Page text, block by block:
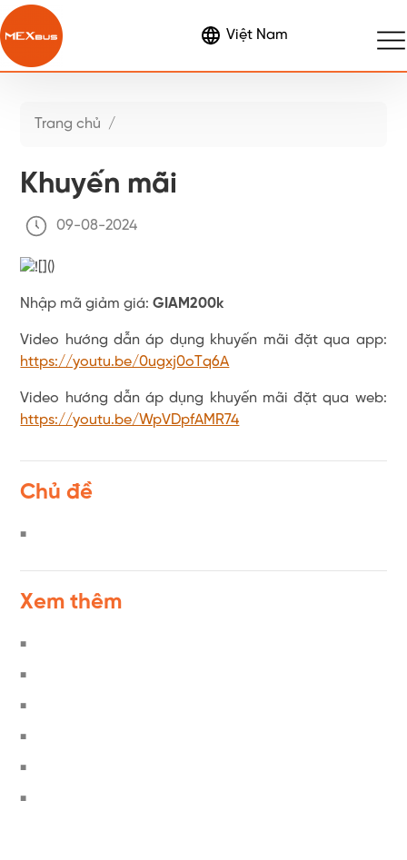
Đặt vé
Tin tức
Chủ đề
Xem thêm
Trang chủ /
Khuyến mãi
09-08-2024
Nhập mã giảm giá:GIAM200k
Video hướng dẫn áp dụng khuyến mãi đặt qua app:
https://youtu.be/0ugxj0oTq6A
Video hướng dẫn áp dụng khuyến mãi đặt qua web:
https://youtu.be/WpVDpfAMR74